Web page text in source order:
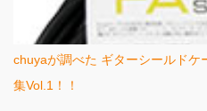
chuyaが調べた ギターシールドケ
集Vol.1！！